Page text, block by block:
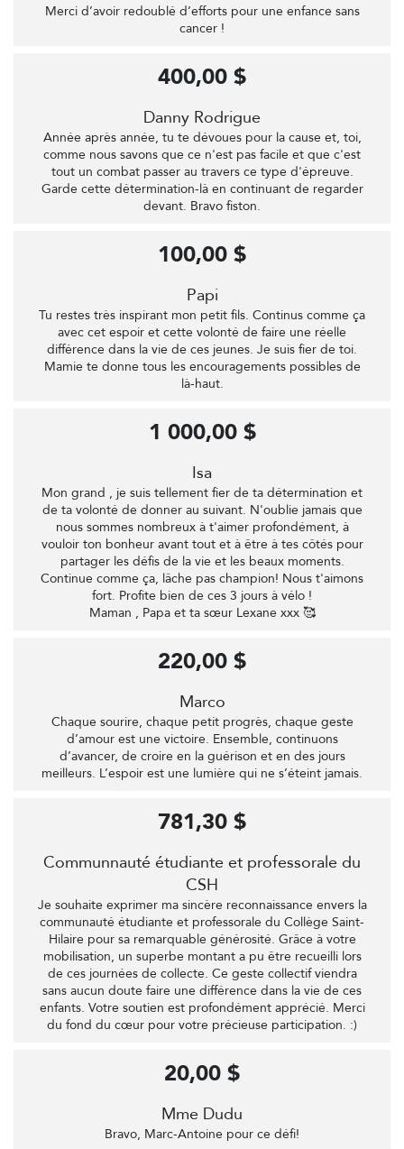
Merci d’avoir redoublé d’efforts pour une enfance sans
cancer !
Danny Rodrigue
Année après année, tu te dévoues pour la cause et, toi,
comme nous savons que ce n'est pas facile et que c'est
tout un combat passer au travers ce type d'épreuve.
Garde cette détermination-là en continuant de regarder
devant. Bravo fiston.
400,00 $
Papi
Tu restes très inspirant mon petit fils. Continus comme ça
avec cet espoir et cette volonté de faire une réelle
différence dans la vie de ces jeunes. Je suis fier de toi.
Mamie te donne tous les encouragements possibles de
là-haut.
100,00 $
Isa
Mon grand , je suis tellement fier de ta détermination et
de ta volonté de donner au suivant. N'oublie jamais que
nous sommes nombreux à t'aimer profondément, à
vouloir ton bonheur avant tout et à être à tes côtés pour
partager les défis de la vie et les beaux moments.
Continue comme ça, lâche pas champion! Nous t'aimons
fort. Profite bien de ces 3 jours à vélo !
Maman , Papa et ta sœur Lexane xxx 🥰
1 000,00 $
Marco
Chaque sourire, chaque petit progrès, chaque geste
d’amour est une victoire. Ensemble, continuons
d’avancer, de croire en la guérison et en des jours
meilleurs. L’espoir est une lumière qui ne s’éteint jamais.
220,00 $
Communnauté étudiante et professorale du
CSH
Je souhaite exprimer ma sincère reconnaissance envers la
communauté étudiante et professorale du Collège Saint-
Hilaire pour sa remarquable générosité. Grâce à votre
mobilisation, un superbe montant a pu être recueilli lors
de ces journées de collecte. Ce geste collectif viendra
sans aucun doute faire une différence dans la vie de ces
enfants. Votre soutien est profondément apprécié. Merci
du fond du cœur pour votre précieuse participation. :)
781,30 $
Mme Dudu
Bravo, Marc-Antoine pour ce défi!
20,00 $